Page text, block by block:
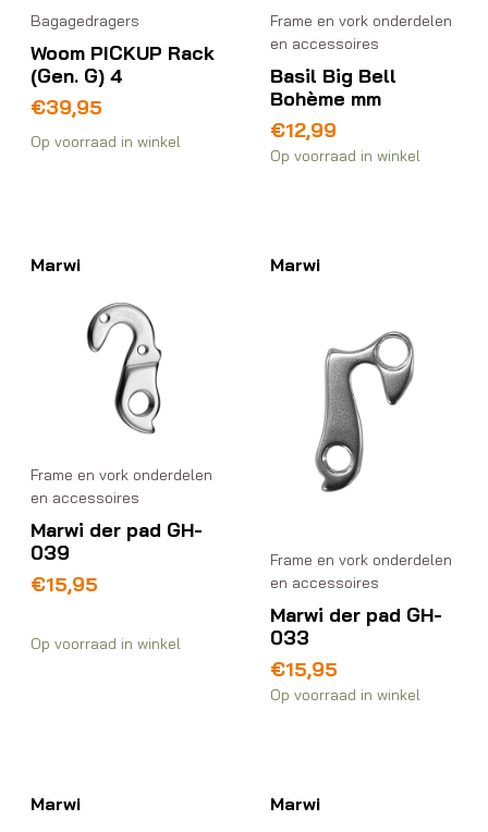
Bagagedragers
Woom PICKUP Rack
(Gen. G) 4
€39,95
Op voorraad in winkel
Frame en vork onderdelen
en accessoires
Basil Big Bell
Bohème mm
€12,99
Op voorraad in winkel
Marwi
Frame en vork onderdelen
en accessoires
Marwi der pad GH-
039
€15,95
Op voorraad in winkel
Marwi
Frame en vork onderdelen
en accessoires
Marwi der pad GH-
033
€15,95
Op voorraad in winkel
Marwi Marwi